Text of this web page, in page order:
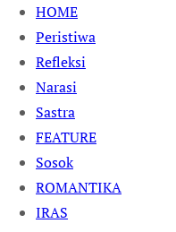
HOME
Peristiwa
Refleksi
Narasi
Sastra
FEATURE
Sosok
ROMANTIKA
IRAS